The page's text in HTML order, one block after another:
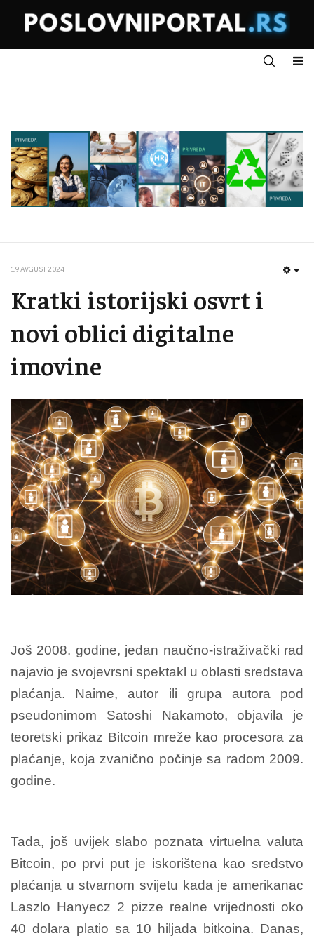
19 AVGUST 2024
Kratki istorijski osvrt i
novi oblici digitalne
imovine
Još 2008. godine, jedan naučno-istraživački rad
najavio je svojevrsni spektakl u oblasti sredstava
plaćanja. Naime, autor ili grupa autora pod
pseudonimom Satoshi Nakamoto, objavila je
teoretski prikaz Bitcoin mreže kao procesora za
plaćanje, koja zvanično počinje sa radom 2009.
godine.
Tada, još uvijek slabo poznata virtuelna valuta
Bitcoin, po prvi put je iskorištena kao sredstvo
plaćanja u stvarnom svijetu kada je amerikanac
Laszlo Hanyecz 2 pizze realne vrijednosti oko
40 dolara platio sa 10 hiljada bitkoina. Danas,